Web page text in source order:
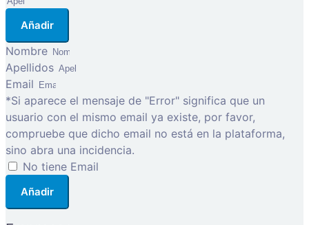
Añadir
Nombre
Apellidos
Email
*Si aparece el mensaje de "Error" significa que un
usuario con el mismo email ya existe, por favor,
compruebe que dicho email no está en la plataforma,
sino abra una incidencia.
No tiene Email
Añadir